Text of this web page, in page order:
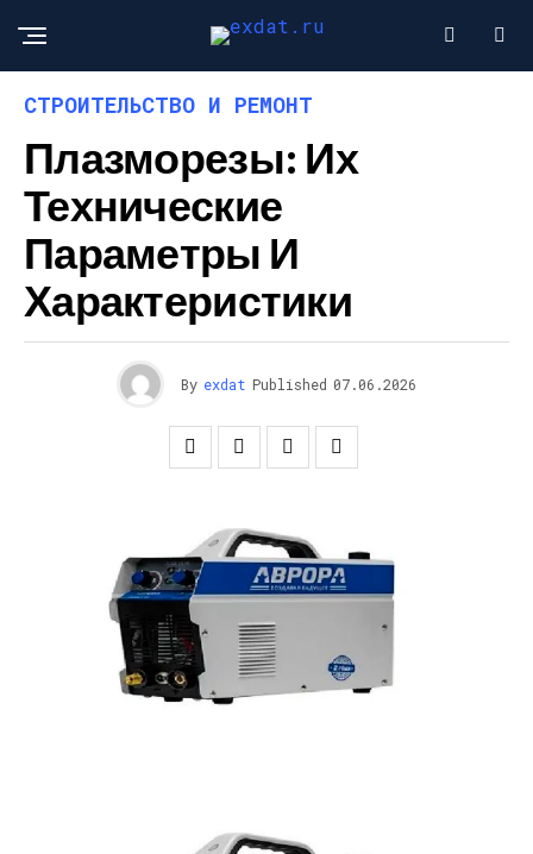
СТРОИТЕЛЬСТВО И РЕМОНТ
Плазморезы: Их
Технические
Параметры И
Характеристики
By exdat Published 07.06.2026